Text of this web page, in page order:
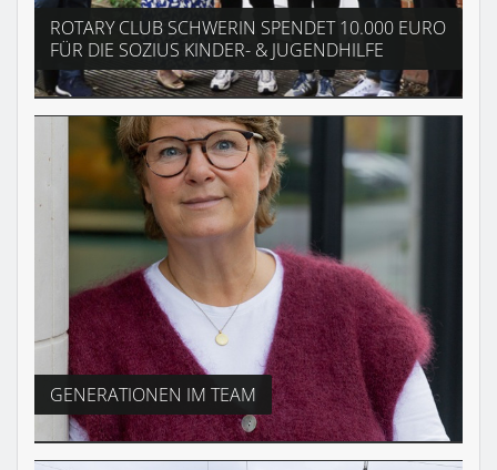
ROTARY CLUB SCHWERIN SPENDET 10.000 EURO
FÜR DIE SOZIUS KINDER- & JUGENDHILFE
GENERATIONEN IM TEAM